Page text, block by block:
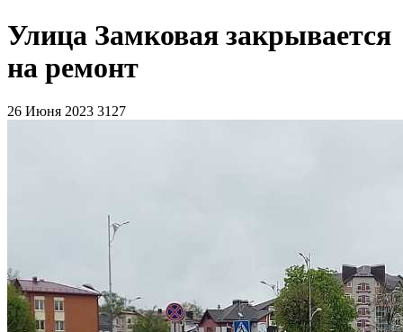
Улица Замковая закрывается
на ремонт
26 Июня 2023 3127